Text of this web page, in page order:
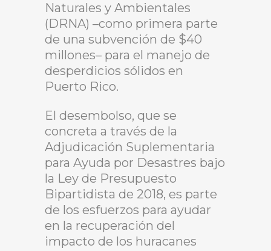
Naturales y Ambientales
(DRNA) –como primera parte
de una subvención de $40
millones– para el manejo de
desperdicios sólidos en
Puerto Rico.
El desembolso, que se
concreta a través de la
Adjudicación Suplementaria
para Ayuda por Desastres bajo
la Ley de Presupuesto
Bipartidista de 2018, es parte
de los esfuerzos para ayudar
en la recuperación del
impacto de los huracanes